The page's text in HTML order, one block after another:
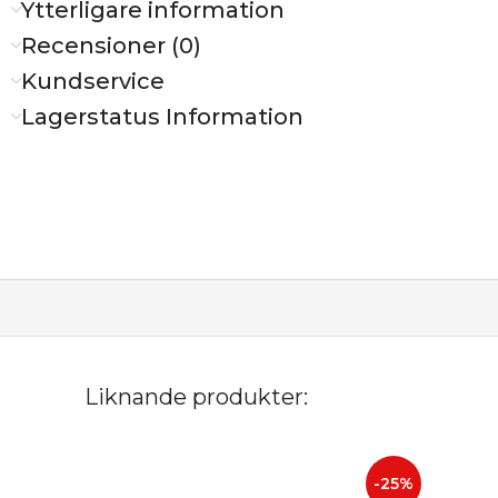
Ytterligare information
Recensioner (0)
Kundservice
Lagerstatus Information
Liknande produkter:
-25%